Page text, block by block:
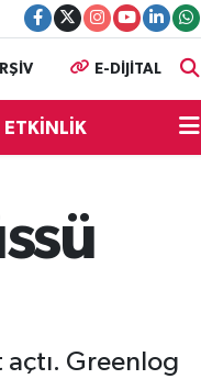
E-DİJİTAL
ETKİNLİK
Greenlog